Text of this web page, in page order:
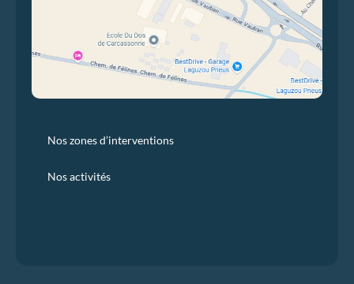
Nos zones d’interventions
Nos activités